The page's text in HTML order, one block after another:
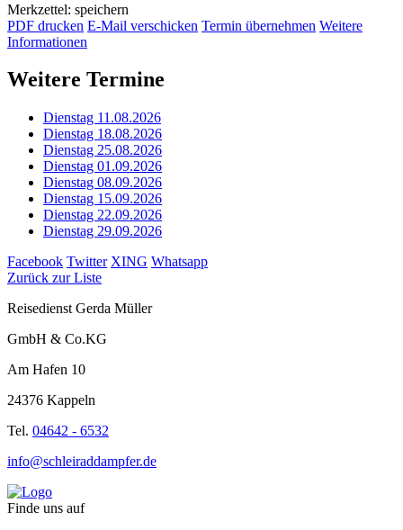
Merkzettel: speichern
PDF drucken E-Mail verschicken Termin übernehmen Weitere
Informationen
Weitere Termine
Dienstag 11.08.2026
Dienstag 18.08.2026
Dienstag 25.08.2026
Dienstag 01.09.2026
Dienstag 08.09.2026
Dienstag 15.09.2026
Dienstag 22.09.2026
Dienstag 29.09.2026
Facebook Twitter XING Whatsapp
Zurück zur Liste
Reisedienst Gerda Müller
GmbH & Co.KG
Am Hafen 10
24376 Kappeln
Tel. 04642 - 6532
info@schleiraddampfer.de
Finde uns auf